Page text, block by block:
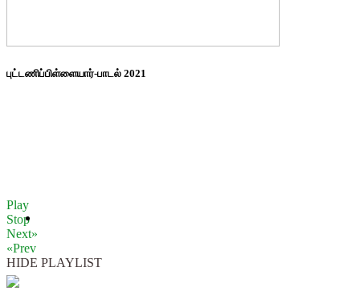
புட்டணிப்பிள்ளையார்-பாடல் 2021
Play
Stop
Next»
«Prev
HIDE PLAYLIST